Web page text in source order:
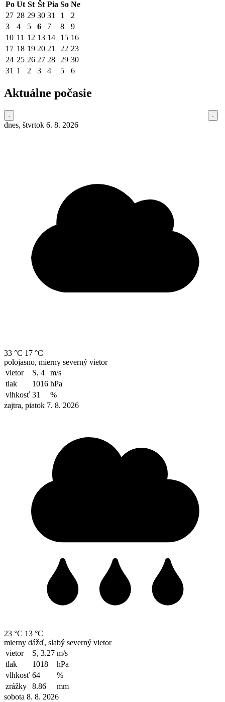
Po Ut St Št Pia So Ne
27 28 29 30 31 1
2
3
4 5 6 7 8
9
10 11 12 13 14 15 16
17 18 19 20 21 22 23
24 25 26 27 28 29 30
31 1 2 3 4 5 6
Aktuálne počasie
dnes, štvrtok 6. 8. 2026
33 °C 17 °C
polojasno, mierny severný vietor
vietor
S, 4
m/s
tlak
1016 hPa
vlhkosť 31
%
zajtra, piatok 7. 8. 2026
23 °C 13 °C
mierny dážď, slabý severný vietor
vietor
S, 3.27 m/s
tlak
1018
hPa
vlhkosť 64
%
zrážky
8.86
mm
sobota 8. 8. 2026